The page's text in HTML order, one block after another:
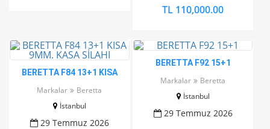
TL 110,000.00
BERETTA F84 13+1 KISA
Markalar
Beretta
İstanbul
29 Temmuz 2026
BERETTA F92 15+1
Markalar
Beretta
İstanbul
29 Temmuz 2026